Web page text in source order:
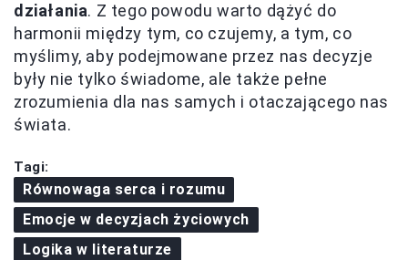
działania. Z tego powodu warto dążyć do
harmonii między tym, co czujemy, a tym, co
myślimy, aby podejmowane przez nas decyzje
były nie tylko świadome, ale także pełne
zrozumienia dla nas samych i otaczającego nas
świata.
Tagi:
Równowaga serca i rozumu
Emocje w decyzjach życiowych
Logika w literaturze